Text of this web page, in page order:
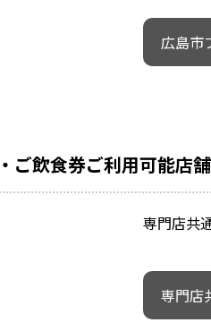
広島市
ご飲食券ご利用可能店舗
専門店共
専門店